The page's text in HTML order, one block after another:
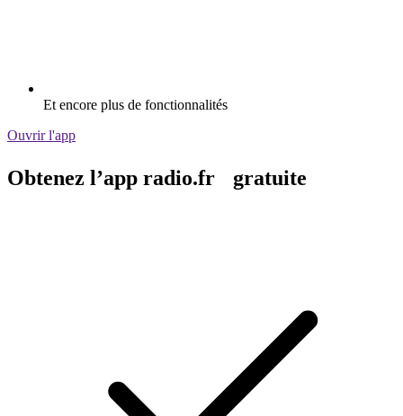
Et encore plus de fonctionnalités
Ouvrir l'app
Obtenez l’app radio.fr gratuite